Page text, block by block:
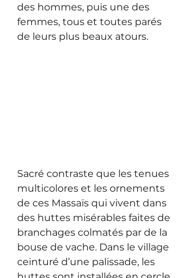
des hommes, puis une des
femmes, tous et toutes parés
de leurs plus beaux atours.
Sacré contraste que les tenues
multicolores et les ornements
de ces Massaïs qui vivent dans
des huttes misérables faites de
branchages colmatés par de la
bouse de vache. Dans le village
ceinturé d’une palissade, les